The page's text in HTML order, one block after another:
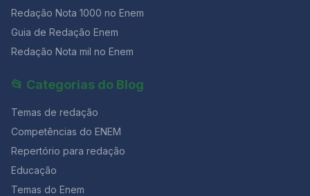
Redação Nota 1000 no Enem
Guia de Redação Enem
Redação Nota mil no Enem
📂 Categorias do Blog
Temas de redação
Competências do ENEM
Repertório para redação
Educação
Temas do Enem